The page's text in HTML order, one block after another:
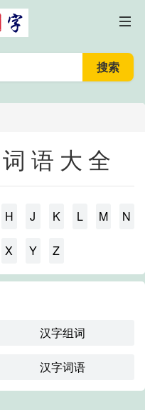
语大全
H J K L M N
X Y Z
汉字组词
汉字词语